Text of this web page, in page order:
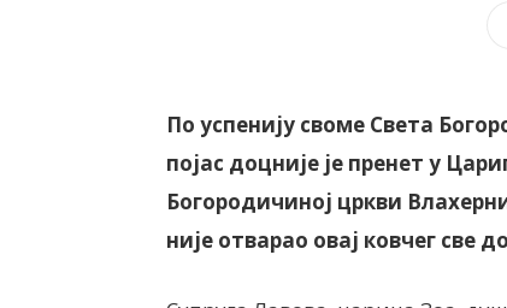
По успенију своме Света
појас доцније је пренет у
Богородичиној цркви
није отварао овај ковчег све